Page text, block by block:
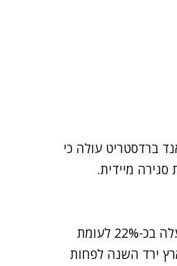
ברדסטריט עולה כי
סגירה מיידית.
לדברי כלכלני החברה, מספר המסעדות שנמצא בסכנת סגירה מיידית עלה בכ-22% לעומת
ירד השנה לפחות